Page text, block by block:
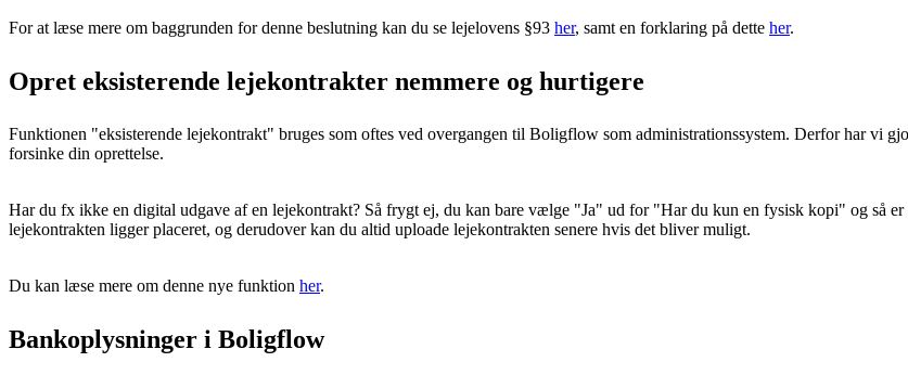
For at læse mere om baggrunden for denne beslutning kan du se lejelovens §93 her, samt en forklaring på dette her.
Opret eksisterende lejekontrakter nemmere og hurtigere
Funktionen "eksisterende lejekontrakt" bruges som oftes ved overgangen til Boligflow som administrationssystem. Derfor har vi
forsinke din oprettelse.
Har du fx ikke en digital udgave af en lejekontrakt? Så frygt ej, du kan bare vælge "Ja" ud for "Har du kun en fysisk kopi" og så
lejekontrakten ligger placeret, og derudover kan du altid uploade lejekontrakten senere hvis det bliver muligt.
Du kan læse mere om denne nye funktion her.
Bankoplysninger i Boligflow